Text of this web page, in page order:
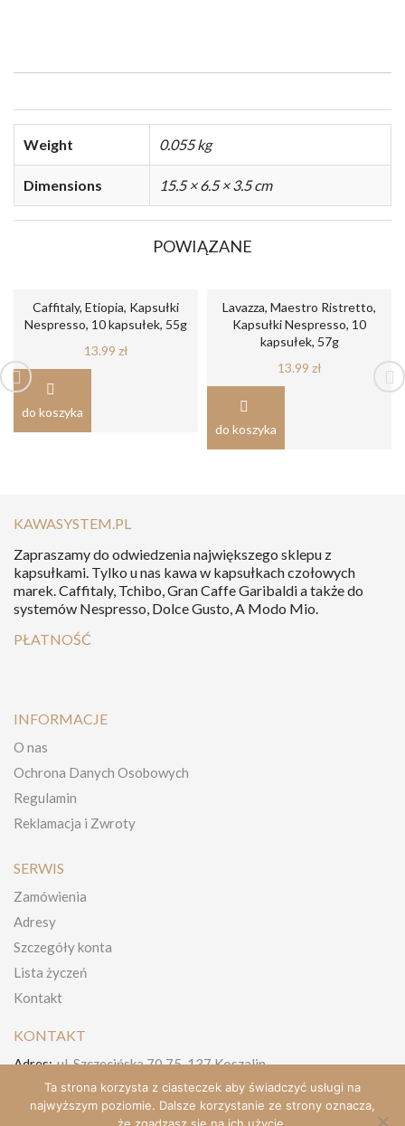
Weight 0.055 kg
Dimensions 15.5 × 6.5 × 3.5 cm
POWIĄZANE
Caffitaly, Etiopia, Kapsułki
Nespresso, 10 kapsułek, 55g
13.99 zł
do koszyka
Lavazza, Maestro Ristretto,
Kapsułki Nespresso, 10
kapsułek, 57g
13.99 zł
do koszyka
KAWASYSTEM.PL
Zapraszamy do odwiedzenia największego sklepu z
kapsułkami. Tylko u nas kawa w kapsułkach czołowych
marek. Caffitaly, Tchibo, Gran Caffe Garibaldi a także do
systemów Nespresso, Dolce Gusto, A Modo Mio.
PŁATNOŚĆ
INFORMACJE
O nas
Ochrona Danych Osobowych
Regulamin
Reklamacja i Zwroty
SERWIS
Zamówienia
Adresy
Szczegóły konta
Lista życzeń
Kontakt
KONTAKT
Adres: ul. Szczecińska 70 75-137 Koszalin,
Telefon: +48 512-495-878
E-Mail: jacek@kawasystem.pl
Ta strona korzysta z ciasteczek aby świadczyć usługi na
najwyższym poziomie. Dalsze korzystanie ze strony oznacza,